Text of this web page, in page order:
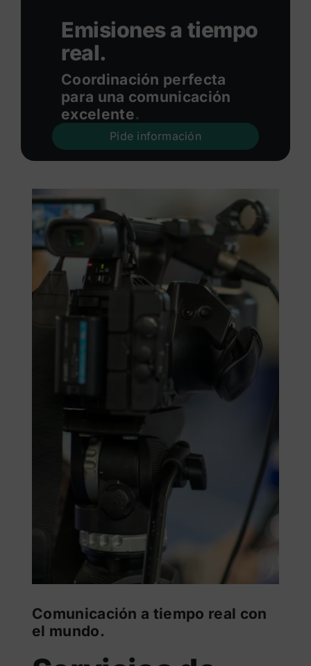
Emisiones a tiempo
real.
Coordinación perfecta
para una comunicación
excelente.
Pide información
Comunicación a tiempo real con
el mundo.